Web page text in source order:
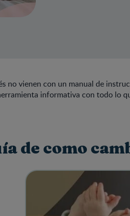
no vienen con un manual de
informativa con todo lo
de como